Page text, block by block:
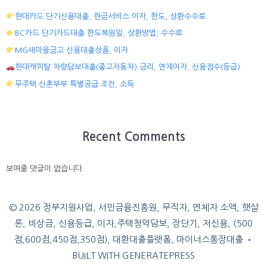
현대카드 단기신용대출, 현금서비스 이자, 한도, 상환수수료
BC카드 단기카드대출 한도복원일, 상환방법, 수수료
MG새마을금고 신용대출상품, 이자
현대캐피탈 차량담보대출(중고자동차) 금리, 연체이자, 신용점수(등급)
무주택 신혼부부 특별공급 조건, 소득
Recent Comments
보여줄 댓글이 없습니다.
© 2026 정부지원사업, 서민금융진흥원, 무직자, 연체자 소액, 햇살
론, 비상금, 신용등급, 이자,주택청약담보, 장단기, 저신용, (500
점,600점,450점,350점), 대환대출플랫폼, 마이너스통장대출 •
BUILT WITH GENERATEPRESS